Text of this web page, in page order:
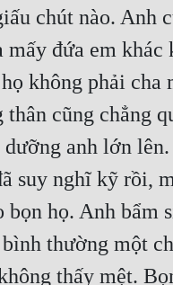
chút nào. Anh
mấy đứa em khác
không phải cha
thân cũng chẳng
anh lớn lên.
suy nghĩ kỹ rồi,
bọn họ. Anh bẩm
thường một
thấy mệt.